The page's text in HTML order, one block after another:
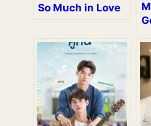
So Much in Love